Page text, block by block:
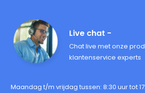
Live chat -
Chat live met onze
klantenservice experts
Maandag t/m vrijdag tussen: 8:30 uur tot